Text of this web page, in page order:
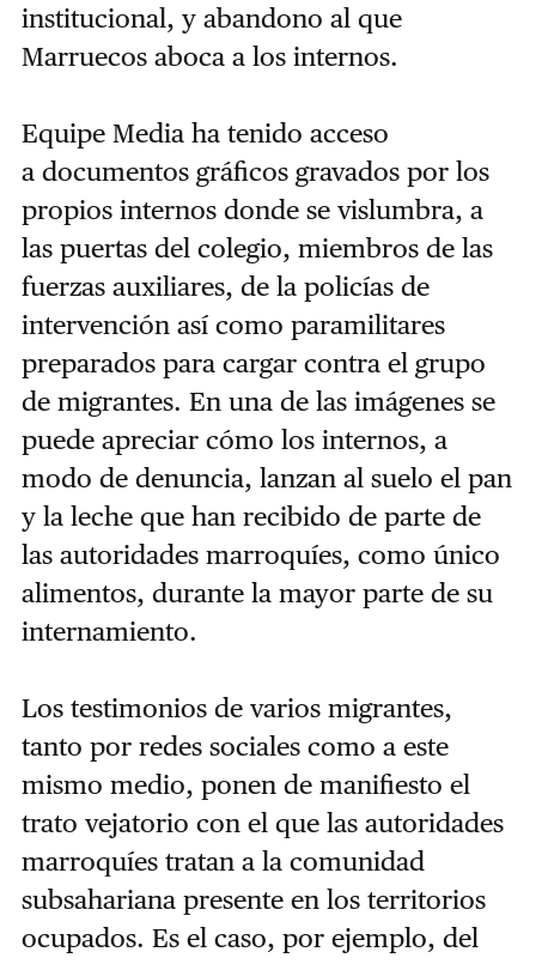
institucional, y abandono al que
Marruecos aboca a los internos.
Equipe Media ha tenido acceso
a documentos gráficos gravados por los
propios internos donde se vislumbra, a
las puertas del colegio, miembros de las
fuerzas auxiliares, de la policías de
intervención así como paramilitares
preparados para cargar contra el grupo
de migrantes. En una de las imágenes se
puede apreciar cómo los internos, a
modo de denuncia, lanzan al suelo el pan
y la leche que han recibido de parte de
las autoridades marroquíes, como único
alimentos, durante la mayor parte de su
internamiento.
Los testimonios de varios migrantes,
tanto por redes sociales como a este
mismo medio, ponen de manifiesto el
trato vejatorio con el que las autoridades
marroquíes tratan a la comunidad
subsahariana presente en los territorios
ocupados. Es el caso, por ejemplo, del